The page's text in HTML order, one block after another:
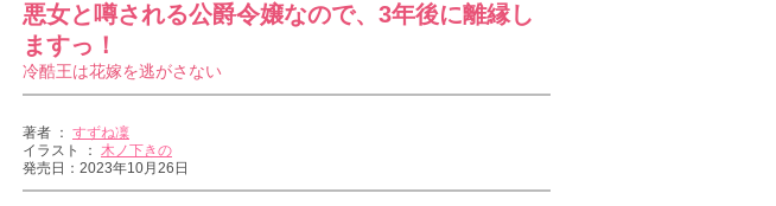
悪女と噂される公爵令嬢なので、3年後に離縁し
ますっ！
冷酷王は花嫁を逃がさない
著者 ： すずね凜
イラスト ： 木ノ下きの
発売日：2023年10月26日